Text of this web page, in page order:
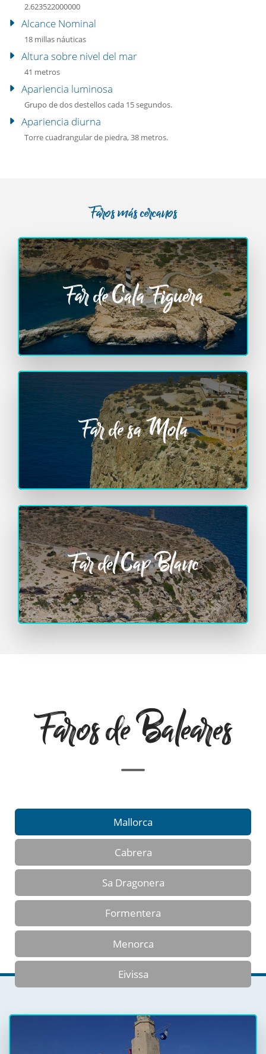
2.623522000000
Alcance Nominal
18 millas náuticas
Altura sobre nivel del mar
41 metros
Apariencia luminosa
Grupo de dos destellos cada 15 segundos.
Apariencia diurna
Torre cuadrangular de piedra, 38 metros.
Faros más cercanos
Far de Cala Figuera
Far de sa Mola
Far del Cap Blanc
Faros de Baleares
Mallorca
Cabrera
Sa Dragonera
Formentera
Menorca
Eivissa